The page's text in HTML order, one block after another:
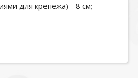
для крепежа) - 8 см;